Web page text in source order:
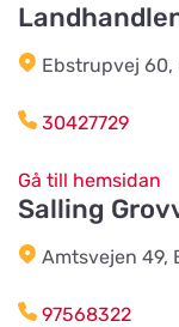
Trunderupvej
Skautrupvej
Agroland
Mønstedvej
Ebstrupvej 60,
30427729
Gå till hemsidan
Salling
Amtsvejen 49,
97568322